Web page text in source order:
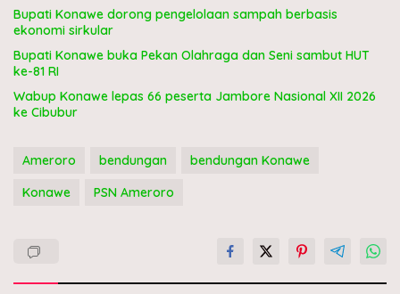
Bupati Konawe dorong pengelolaan sampah berbasis
ekonomi sirkular
Bupati Konawe buka Pekan Olahraga dan Seni sambut HUT
ke-81 RI
Wabup Konawe lepas 66 peserta Jambore Nasional XII 2026
ke Cibubur
Ameroro bendungan
bendungan Konawe
Konawe
PSN Ameroro